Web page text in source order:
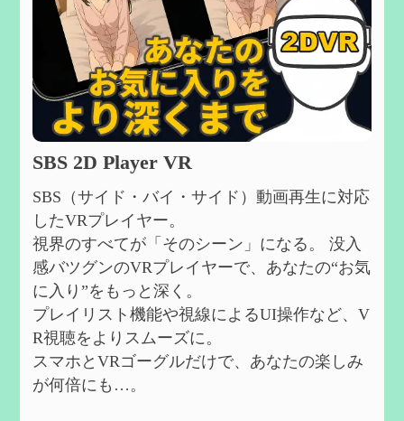
SBS 2D Player VR
SBS（サイド・バイ・サイド）動画再生に対応
したVRプレイヤー。
視界のすべてが「そのシーン」になる。 没入
感バツグンのVRプレイヤーで、あなたの“お気
に入り”をもっと深く。
プレイリスト機能や視線によるUI操作など、V
R視聴をよりスムーズに。
スマホとVRゴーグルだけで、あなたの楽しみ
が何倍にも…。